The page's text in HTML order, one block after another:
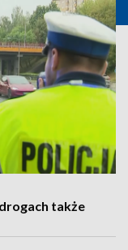
drogach także